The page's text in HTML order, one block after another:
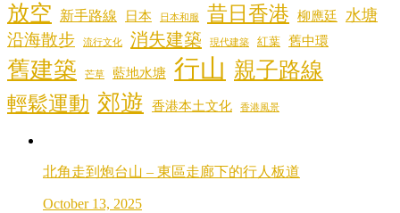
放空 新手路線 日本 日本和服 昔日香港 柳應廷 水塘
沿海散步 流行文化 消失建築 現代建築 紅葉 舊中環
舊建築 芒草 藍地水塘 行山 親子路線
輕鬆運動 郊遊 香港本土文化 香港風景
北角走到炮台山 – 東區走廊下的行人板道
October 13, 2025